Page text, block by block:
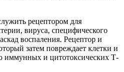
рецептором для
вируса, специфического
воспаления. Рецептор и
затем повреждает клетки и
иммунных и цитотоксических Т-